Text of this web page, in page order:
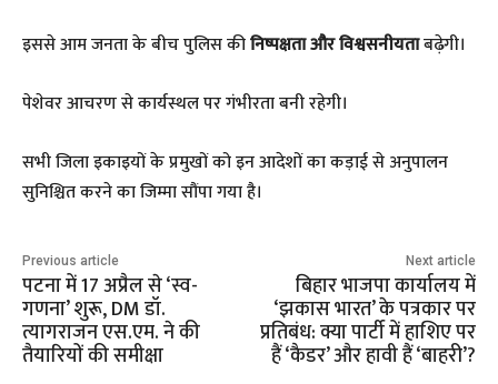
​इससे आम जनता के बीच पुलिस कीनिष्पक्षता और विश्वसनीयताबढ़ेगी।
​पेशेवर आचरण से कार्यस्थल पर गंभीरता बनी रहेगी।
सभी जिला इकाइयों के प्रमुखों को इन आदेशों का कड़ाई से अनुपालन
सुनिश्चित करने का जिम्मा सौंपा गया है।
Previous article
पटना में 17 अप्रैल से ‘स्व-
गणना’ शुरू, DM डॉ.
त्यागराजन एस.एम. ने की
तैयारियों की समीक्षा
Next article
बिहार भाजपा कार्यालय में
‘झकास भारत’ के पत्रकार पर
प्रतिबंध: क्या पार्टी में हाशिए पर
हैं ‘कैडर’ और हावी हैं ‘बाहरी’?